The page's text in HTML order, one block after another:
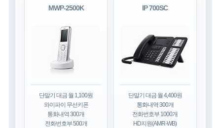
MWP-2500K
단말기 대금 월 1,100원
와이파이 무선키폰
통화내역 300개
전화번호부 500개
IP 700SC
단말기 대금 월 4,400원
통화내역 300개
전화번호부 1000개
HD지원(AMR-WB)